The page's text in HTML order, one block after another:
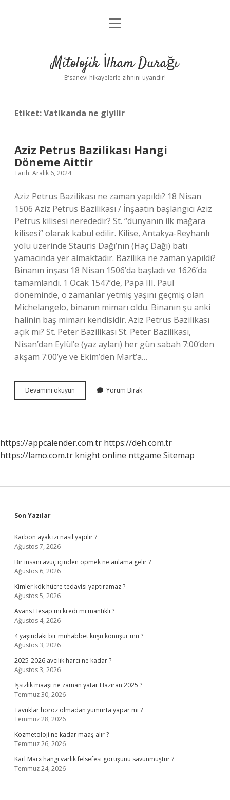
Anasayfa
Yasal Uyarı
menüyü
Mitolojik İlham Durağı
Efsanevi hikayelerle zihnini uyandır!
Etiket:Vatikanda ne giyilir
Aziz Petrus Bazilikası Hangi
Döneme Aittir
Tarih: Aralık 6, 2024
Aziz Petrus Bazilikası ne zaman yapıldı? 18 Nisan
1506 Aziz Petrus Bazilikası / İnşaatın başlangıcı Aziz
Petrus kilisesi nerededir? St. “dünyanın ilk mağara
kilisesi” olarak kabul edilir. Kilise, Antakya-Reyhanlı
yolu üzerinde Stauris Dağı’nın (Haç Dağı) batı
yamacında yer almaktadır. Bazilika ne zaman yapıldı?
Binanın inşası 18 Nisan 1506’da başladı ve 1626’da
tamamlandı. 1 Ocak 1547’de, Papa III. Paul
döneminde, o zamanlar yetmiş yaşını geçmiş olan
Michelangelo, binanın mimarı oldu. Binanın şu anki
halinin baş mimarı kendisidir. Aziz Petrus Bazilikası
açık mı? St. Peter Bazilikası St. Peter Bazilikası,
Nisan’dan Eylül’e (yaz ayları) her gün sabah 7:00’den
akşam 7:00’ye ve Ekim’den Mart’a…
Devamını okuyun
Petrus
Yorum Bırak
https://appcalender.com.tr https://deh.com.tr
https://lamo.com.tr knight online nttgame Sitemap
Sidebar
Son Yazılar
Karbon ayak izi nasıl yapılır ?
Ağustos 7, 2026
Bir insanı avuç içinden öpmek ne anlama gelir ?
Ağustos 6, 2026
Kimler kök hücre tedavisi yaptıramaz ?
Ağustos 5, 2026
Avans Hesap mı kredi mi mantıklı ?
Ağustos 4, 2026
4 yaşındaki bir muhabbet kuşu konuşur mu ?
Ağustos 3, 2026
2025-2026 avcılık harcı ne kadar ?
Ağustos 3, 2026
İşsizlik maaşı ne zaman yatar Haziran 2025 ?
Temmuz 30, 2026
Tavuklar horoz olmadan yumurta yapar mı ?
Temmuz 28, 2026
Kozmetoloji ne kadar maaş alır ?
Temmuz 26, 2026
Karl Marx hangi varlık felsefesi görüşünü savunmuştur ?
Temmuz 24, 2026